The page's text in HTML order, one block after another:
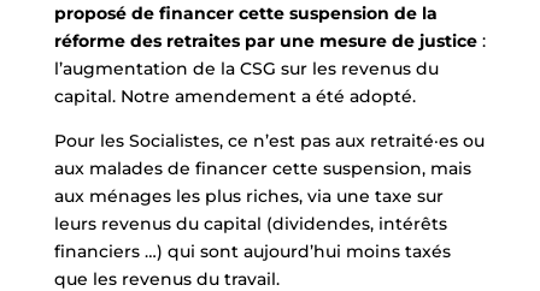
proposé de financer cette suspension de la
réforme des retraites par une mesure de justice:
l’augmentation de la CSG sur les revenus du
capital. Notre amendement a été adopté.
Pour les Socialistes, ce n’est pas aux retraité·es ou
aux malades de financer cette suspension, mais
aux ménages les plus riches, via une taxe sur
leurs revenus du capital (dividendes, intérêts
financiers …) qui sont aujourd’hui moins taxés
que les revenus du travail.